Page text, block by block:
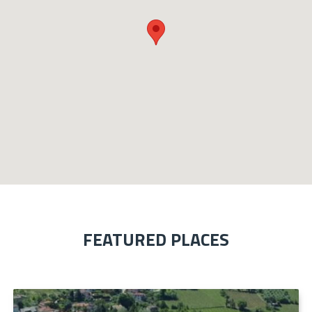
FEATURED PLACES